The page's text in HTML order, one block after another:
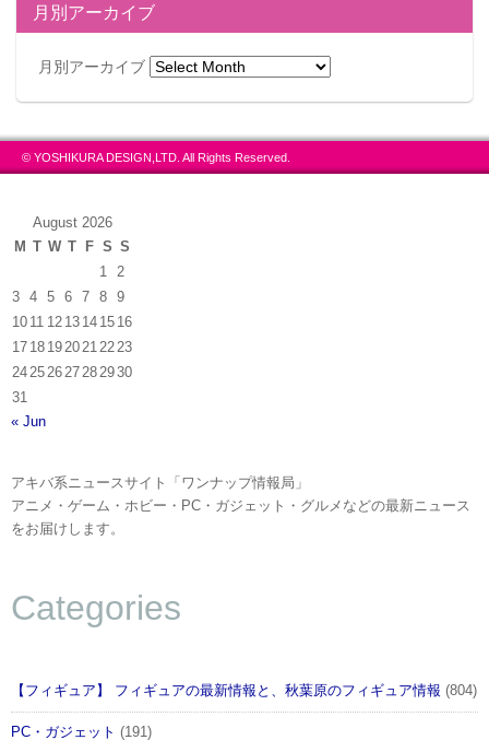
月別アーカイブ
月別アーカイブ
© YOSHIKURA DESIGN,LTD. All Rights Reserved.
August 2026
M T W T F S S
1
2
3
4 5 6 7 8
9
10 11 12 13 14 15 16
17 18 19 20 21 22 23
24 25 26 27 28 2930
31
« Jun
アキバ系ニュースサイト「ワンナップ情報局」
アニメ・ゲーム・ホビー・PC・ガジェット・グルメなどの最新ニュース
をお届けします。
Categories
【フィギュア】 フィギュアの最新情報と、秋葉原のフィギュア情報 (804)
PC・ガジェット (191)